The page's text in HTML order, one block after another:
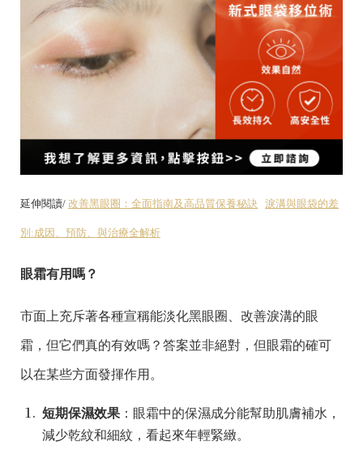
延伸閱讀/ 改善黑眼圈：全面指南及高品質保養秘訣 淚溝與眼袋的差
別:成因、預防、與治療全解析
眼霜有用嗎？
市面上充斥著各種宣稱能淡化黑眼圈、改善淚溝的眼
霜，但它們真的有效嗎？答案並非絕對，但眼霜的確可
以在某些方面發揮作用。
短期保濕效果：眼霜中的保濕成分能幫助肌膚補水，
減少乾紋和細紋，看起來年輕緊緻。